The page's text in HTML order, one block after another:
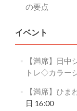
の要点
イベント
【満席】日
トレ◇カラー
【満席】ひま
日 16:00